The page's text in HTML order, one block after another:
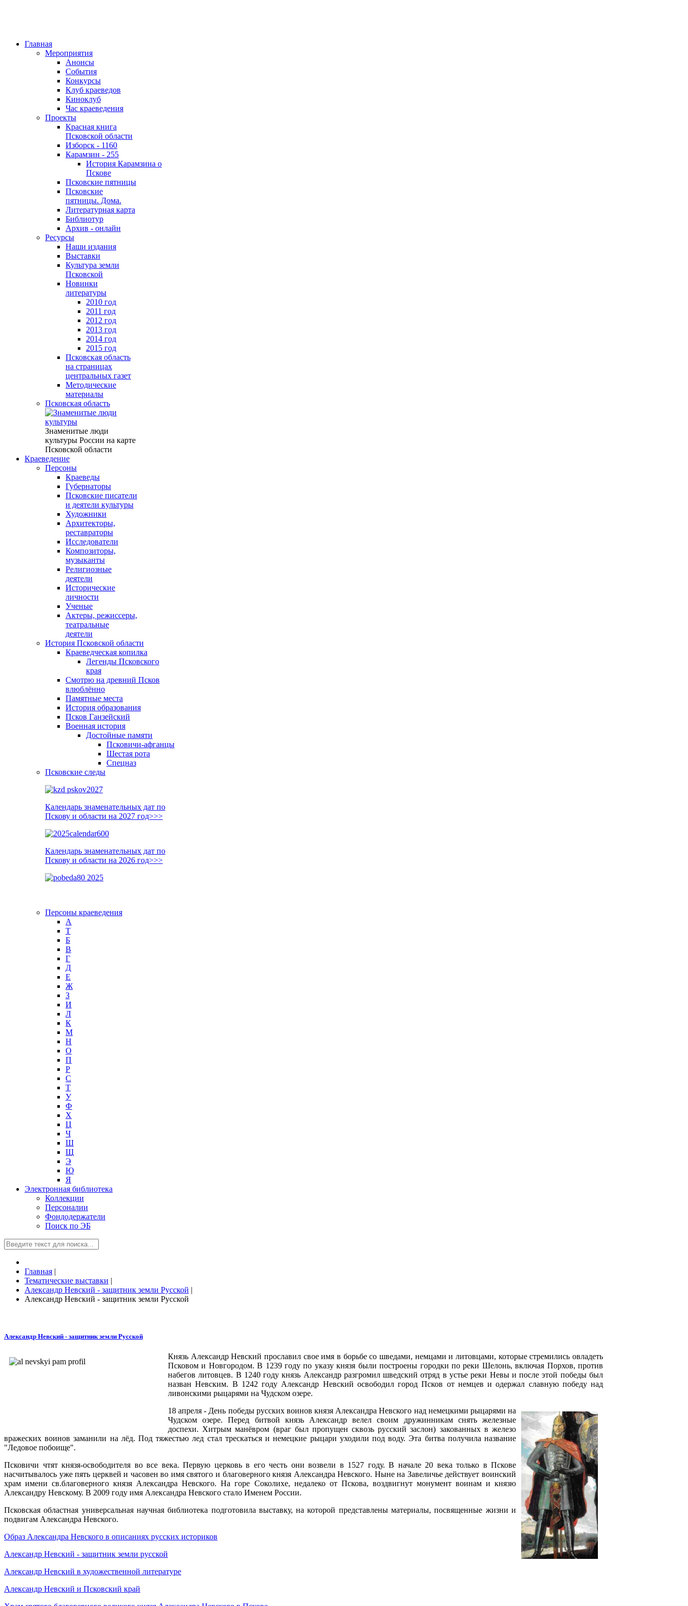
Главная
Мероприятия
Анонсы
События
Конкурсы
Клуб краеведов
Киноклуб
Час краеведения
Проекты
Красная книга
Псковской области
Изборск - 1160
Карамзин - 255
История Карамзина о
Пскове
Псковские пятницы
Псковские
пятницы. Дома.
Литературная карта
Библиотур
Архив - онлайн
Ресурсы
Наши издания
Выставки
Культура земли
Псковской
Новинки
литературы
2010 год
2011 год
2012 год
2013 год
2014 год
2015 год
Псковская область
на страницах
центральных газет
Методические
материалы
Псковская область
Знаменитые люди
культуры России на карте
Псковской области
Краеведение
Персоны
Краеведы
Губернаторы
Псковские писатели
и деятели культуры
Художники
Архитекторы,
реставраторы
Исследователи
Композиторы,
музыканты
Религиозные
деятели
Исторические
личности
Ученые
Актеры, режиссеры,
театральные
деятели
История Псковской области
Краеведческая копилка
Легенды Псковского
края
Смотрю на древний Псков
влюблённо
Памятные места
История образования
Псков Ганзейский
Военная история
Достойные памяти
Псковичи-афганцы
Шестая рота
Спецназ
Псковские следы
Календарь знаменательных дат по
Пскову и области на 2027 год>>>
Календарь знаменательных дат по
Пскову и области на 2026 год>>>
Персоны краеведения
А
T
Б
В
Г
Д
Е
Ж
З
И
Л
К
М
Н
О
П
Р
С
Т
У
Ф
Х
Ц
Ч
Ш
Щ
Э
Ю
Я
Электронная библиотека
Коллекции
Персоналии
Фондодержатели
Поиск по ЭБ
Главная |
Тематические выставки |
Александр Невский - защитник земли Русской |
Александр Невский - защитник земли Русской
Александр Невский - защитник земли Русской
Князь Александр Невский прославил свое имя в борьбе со шведами, немцами и литовцами, которые стремились овладеть
Псковом и Новгородом. В 1239 году по указу князя были построены городки по реки Шелонь, включая Порхов, против
набегов литовцев. В 1240 году князь Александр разгромил шведский отряд в устье реки Невы и после этой победы был
назван Невским. В 1242 году Александр Невский освободил город Псков от немцев и одержал славную победу над
ливонскими рыцарями на Чудском озере.
18 апреля - День победы русских воинов князя Александра Невского над немецкими рыцарями на
Чудском озере. Перед битвой князь Александр велел своим дружинникам снять железные
доспехи. Хитрым манёвром (враг был пропущен сквозь русский заслон) закованных в железо
вражеских воинов заманили на лёд. Под тяжестью лед стал трескаться и немецкие рыцари уходили под воду. Эта битва получила название
"Ледовое побоище".
Псковичи чтят князя-освободителя во все века. Первую церковь в его честь они возвели в 1527 году. В начале 20 века только в Пскове
насчитывалось уже пять церквей и часовен во имя святого и благоверного князя Александра Невского. Ныне на Завеличье действует воинский
храм имени св.благоверного князя Александра Невского. На горе Соколихе, недалеко от Пскова, воздвигнут монумент воинам и князю
Александру Невскому. В 2009 году имя Александра Невского стало Именем России.
Псковская областная универсальная научная библиотека подготовила выставку, на которой представлены материалы, посвященные жизни и
подвигам Александра Невского.
Образ Александра Невского в описаниях русских историков
Александр Невский - защитник земли русской
Александр Невский в художественной литературе
Александр Невский и Псковский край